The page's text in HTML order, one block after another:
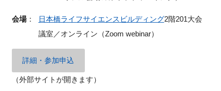
会場： 日本橋ライフサイエンスビルディング2階201大会
議室／オンライン（Zoom webinar）
詳細・参加申込
（外部サイトが開きます）